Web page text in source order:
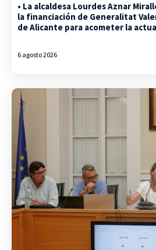
• La alcaldesa Lourdes Aznar
la financiación de Generalitat
de Alicante para acometer la
6 agosto 2026